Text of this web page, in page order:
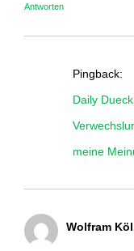
Antworten
Pingback:
Daily
meine
Wolfram